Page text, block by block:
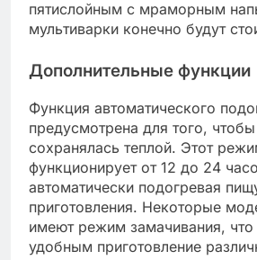
пятислойным с мраморным
мультиварки конечно будут
Дополнительные функции
Функция автоматического
предусмотрена для того,
сохранялась теплой. Этот
функционирует от 12 до 24
автоматически подогревая
приготовления. Некоторые
имеют режим замачивания, что
удобным приготовление